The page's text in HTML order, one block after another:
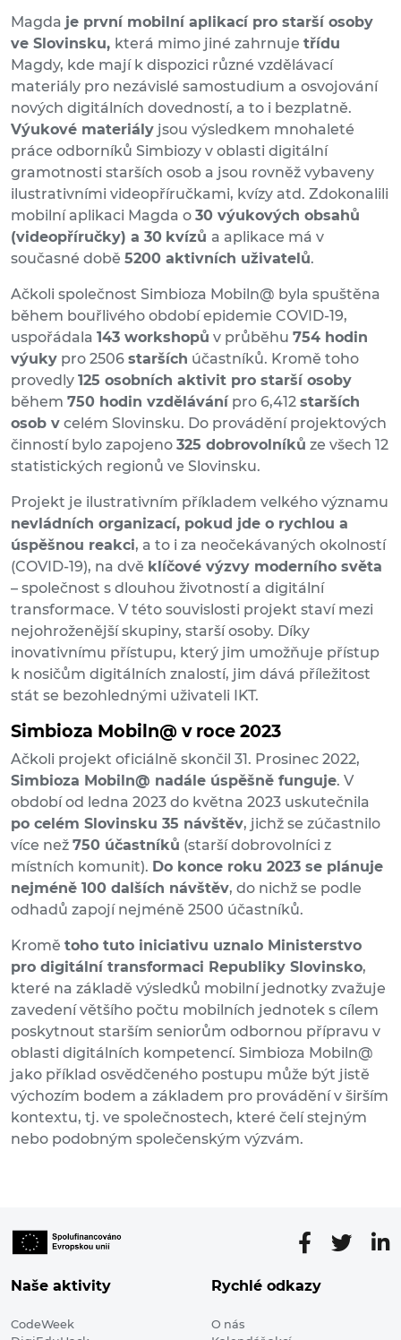
Magda je první mobilní aplikací pro starší osoby
ve Slovinsku, která mimo jiné zahrnuje třídu
Magdy, kde mají k dispozici různé vzdělávací
materiály pro nezávislé samostudium a osvojování
nových digitálních dovedností, a to i bezplatně.
Výukové materiály jsou výsledkem mnohaleté
práce odborníků Simbiozy v oblasti digitální
gramotnosti starších osob a jsou rovněž vybaveny
ilustrativními videopříručkami, kvízy atd. Zdokonalili
mobilní aplikaci Magda o 30 výukových obsahů
(videopříručky) a 30 kvízů a aplikace má v
současné době 5200 aktivních uživatelů.
Ačkoli společnost Simbioza Mobiln@ byla spuštěna
během bouřlivého období epidemie COVID-19,
uspořádala 143 workshopů v průběhu 754 hodin
výuky pro 2506 starších účastníků. Kromě toho
provedly 125 osobních aktivit pro starší osoby
během 750 hodin vzdělávánípro 6,412 starších
osob v celém Slovinsku. Do provádění projektových
činností bylo zapojeno 325 dobrovolníků ze všech 12
statistických regionů ve Slovinsku.
Projekt je ilustrativním příkladem velkého významu
nevládních organizací, pokud jde o rychlou a
úspěšnou reakci, a to i za neočekávaných okolností
(COVID-19), na dvě klíčové výzvy moderního světa
– společnost s dlouhou životností a digitální
transformace. V této souvislosti projekt staví mezi
nejohroženější skupiny, starší osoby. Díky
inovativnímu přístupu, který jim umožňuje přístup
k nosičům digitálních znalostí, jim dává příležitost
stát se bezohlednými uživateli IKT.
Simbioza Mobiln@ v roce 2023
Ačkoli projekt oficiálně skončil 31. Prosinec 2022,
Simbioza Mobiln@ nadále úspěšně funguje. V
období od ledna 2023 do května 2023 uskutečnila
po celém Slovinsku 35 návštěv, jichž se zúčastnilo
více než 750 účastníků (starší dobrovolníci z
místních komunit). Do konce roku 2023 se plánuje
nejméně 100 dalších návštěv, do nichž se podle
odhadů zapojí nejméně 2500 účastníků.
Kromě toho tuto iniciativu uznalo Ministerstvo
pro digitální transformaci Republiky Slovinsko,
které na základě výsledků mobilní jednotky zvažuje
zavedení většího počtu mobilních jednotek s cílem
poskytnout starším seniorům odbornou přípravu v
oblasti digitálních kompetencí. Simbioza Mobiln@
jako příklad osvědčeného postupu může být jistě
výchozím bodem a základem pro provádění v širším
kontextu, tj. ve společnostech, které čelí stejným
nebo podobným společenským výzvám.
Naše aktivity
CodeWeek
Rychlé odkazy
O nás